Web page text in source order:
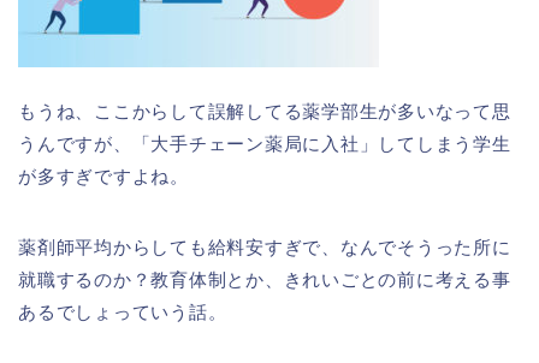
もうね、ここからして誤解してる薬学部生が多いなって思
うんですが、「大手チェーン薬局に入社」してしまう学生
が多すぎですよね。
薬剤師平均からしても給料安すぎで、なんでそうった所に
就職するのか？教育体制とか、きれいごとの前に考える事
あるでしょっていう話。